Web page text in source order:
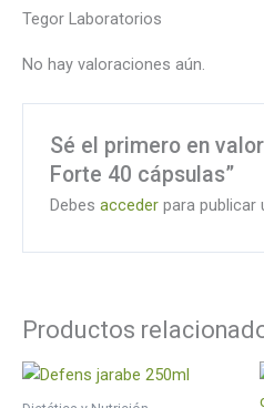
Tegor Laboratorios
No hay valoraciones aún.
Sé el primero en
Forte 40 cápsulas”
Debesacceder para publicar
Productos